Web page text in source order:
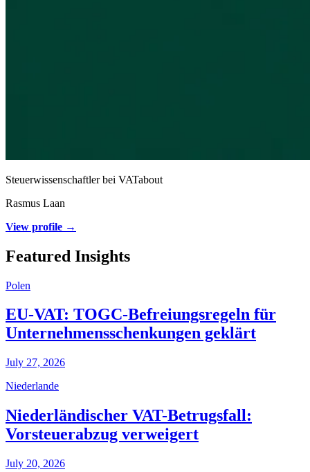
Steuerwissenschaftler bei VATabout
Rasmus Laan
View profile →
Featured Insights
Polen
EU-VAT: TOGC-Befreiungsregeln für
Unternehmensschenkungen geklärt
July 27, 2026
Niederlande
Niederländischer VAT-Betrugsfall:
Vorsteuerabzug verweigert
July 20, 2026